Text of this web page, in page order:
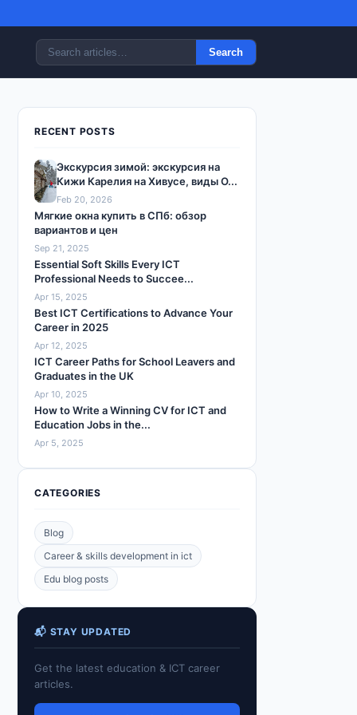
Search
RECENT POSTS
Экскурсия зимой: экскурсия на
Кижи Карелия на Хивусе, виды О...
Feb 20, 2026
Мягкие окна купить в СПб: обзор
вариантов и цен
Sep 21, 2025
Essential Soft Skills Every ICT
Professional Needs to Succee...
Apr 15, 2025
Best ICT Certifications to Advance Your
Career in 2025
Apr 12, 2025
ICT Career Paths for School Leavers and
Graduates in the UK
Apr 10, 2025
How to Write a Winning CV for ICT and
Education Jobs in the...
Apr 5, 2025
CATEGORIES
Blog
Career & skills development in ict
Edu blog posts
📬 STAY UPDATED
Get the latest education & ICT career
articles.